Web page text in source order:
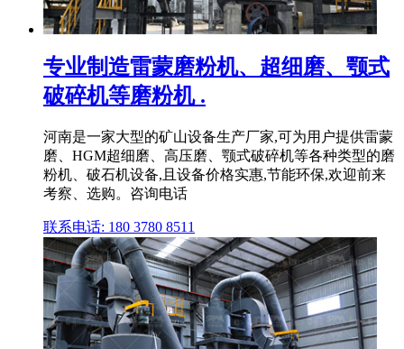
专业制造雷蒙磨粉机、超细磨、颚式
破碎机等磨粉机 .
河南是一家大型的矿山设备生产厂家,可为用户提供雷蒙
磨、HGM超细磨、高压磨、颚式破碎机等各种类型的磨
粉机、破石机设备,且设备价格实惠,节能环保,欢迎前来
考察、选购。咨询电话
联系电话: 180 3780 8511